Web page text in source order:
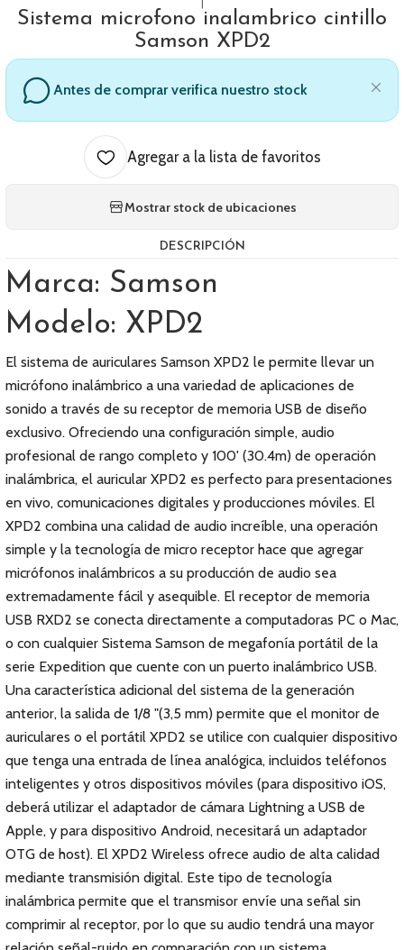
Sistema microfono inalambrico cintillo
Samson XPD2
Antes de comprar verifica nuestro stock
Agregar a la lista de favoritos
Mostrar stock de ubicaciones
DESCRIPCIÓN
Marca: Samson
Modelo: XPD2
El sistema de auriculares Samson XPD2 le permite llevar un
micrófono inalámbrico a una variedad de aplicaciones de
sonido a través de su receptor de memoria USB de diseño
exclusivo. Ofreciendo una configuración simple, audio
profesional de rango completo y 100' (30.4m) de operación
inalámbrica, el auricular XPD2 es perfecto para presentaciones
en vivo, comunicaciones digitales y producciones móviles. El
XPD2 combina una calidad de audio increíble, una operación
simple y la tecnología de micro receptor hace que agregar
micrófonos inalámbricos a su producción de audio sea
extremadamente fácil y asequible. El receptor de memoria
USB RXD2 se conecta directamente a computadoras PC o Mac,
o con cualquier Sistema Samson de megafonía portátil de la
serie Expedition que cuente con un puerto inalámbrico USB.
Una característica adicional del sistema de la generación
anterior, la salida de 1/8 "(3,5 mm) permite que el monitor de
auriculares o el portátil XPD2 se utilice con cualquier dispositivo
que tenga una entrada de línea analógica, incluidos teléfonos
inteligentes y otros dispositivos móviles (para dispositivo iOS,
deberá utilizar el adaptador de cámara Lightning a USB de
Apple, y para dispositivo Android, necesitará un adaptador
OTG de host). El XPD2 Wireless ofrece audio de alta calidad
mediante transmisión digital. Este tipo de tecnología
inalámbrica permite que el transmisor envíe una señal sin
comprimir al receptor, por lo que su audio tendrá una mayor